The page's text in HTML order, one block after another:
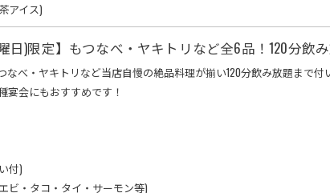
アイス)
日)限定】もつなべ・ヤキトリなど全6品！120分飲
なべ・ヤキトリなど当店自慢の絶品料理が揃い120分飲み放題まで
宴会にもおすすめです！
付)
ビ・タコ・タイ・サーモン等)